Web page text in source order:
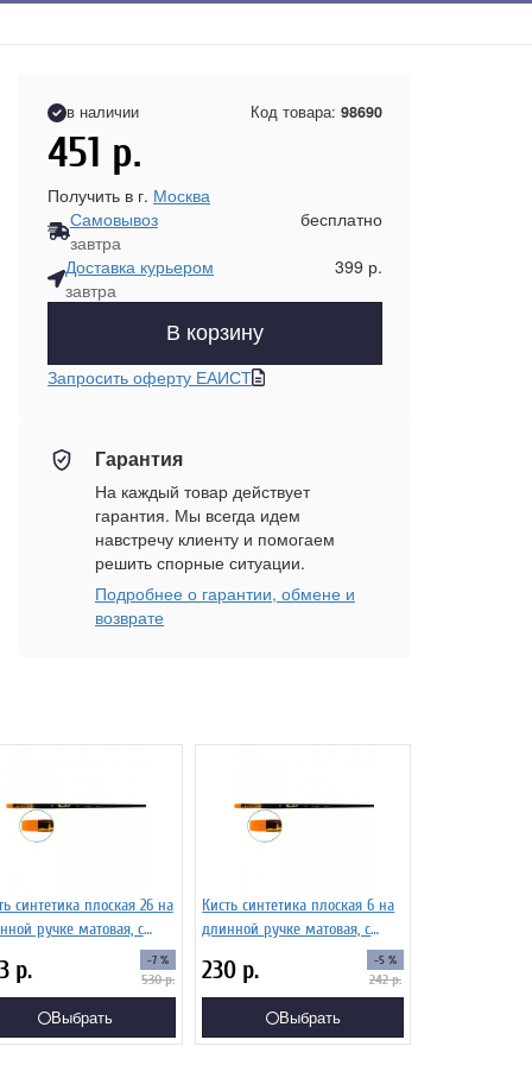
в наличии Код товара: 98690
451 р.
Получить в г. Москва
Самовывоз
завтра
бесплатно
Доставка курьером
завтра
399 р.
В корзину
Запросить оферту ЕАИСТ
Гарантия
На каждый товар действует
гарантия. Мы всегда идем
навстречу клиенту и помогаем
решить спорные ситуации.
Подробнее о гарантии, обмене и
возврате
синтетика плоская 26 на
ручке матовая, с
вставкой Серия
ЖС2-26,07Ж
р. -7 %
530р.
Выбрать
Кисть синтетика плоская 6 на
длинной ручке матовая, с
укороченной вставкой Серия
1327 ЖС2-06,07Ж
230 р. -5 %
242р.
Выбрать